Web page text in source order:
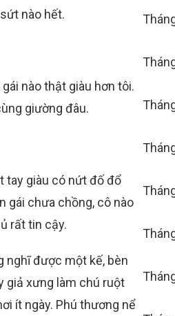
nào hết.
nào thật giàu hơn tôi.
giường đâu.
tay giàu có nứt đố đổ
gái chưa chồng, cô nào
rất tin cậy.
nghĩ được một kế, bèn
giả xưng làm chú ruột
ít ngày. Phú thương nể